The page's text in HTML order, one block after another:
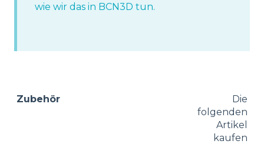
wie wir das in BCN3D tun.
Zubehör
Die
folgenden
Artikel
kaufen